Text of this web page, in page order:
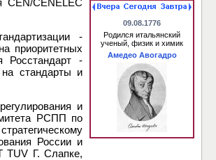
-
приоритетных
Росстандарт -
на стандарты и
и
РСПП по
России и
TUV Г. Слапке,
09.08.1776
Родился итальянский
ученый, физик и химик
Амедео Авогадро